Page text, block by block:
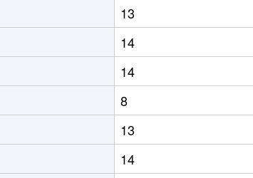
13
14
14
8
13
14